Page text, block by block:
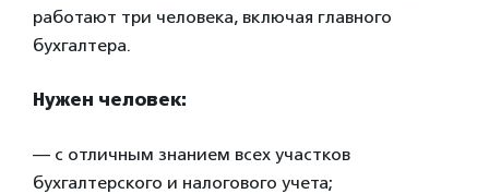
работают три человека, включая главного
бухгалтера.
Нужен человек:
— с отличным знанием всех участков
бухгалтерского и налогового учета;